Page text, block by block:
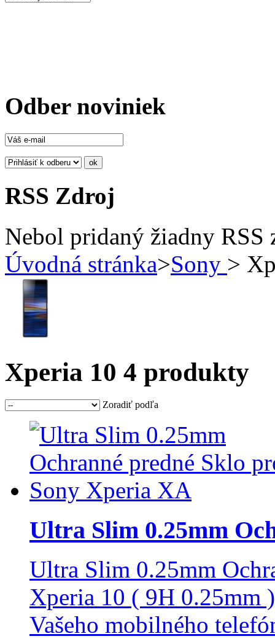
Odber noviniek
RSS Zdroj
Nebol pridaný žiadny RSS
Úvodná stránka>Sony >
Xperia 10 4 produkty
Zoradiť podľa
Ultra Slim 0.25mm
Ultra Slim 0.25mm
Xperia 10 ( 9H 0.25mm
Vašeho mobilného